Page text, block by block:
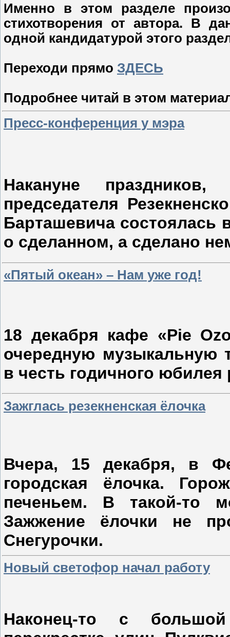
Именно в этом разделе
стихотворения от автора. В
одной кандидатурой этого
Переходи прямо ЗДЕСЬ
Подробнее читай в этом
Пресс-конференция у мэра
Накануне
председателя
Барташевича состоялась
о сделанном, а сделано
«Пятый океан» – Нам уже год!
18 декабря кафе «Pie
очередную музыкальную
в честь годичного юбилея
Зажглась резекненская ёлочка
Вчера, 15 декабря, в
городская ёлочка.
печеньем. В такой-то
Зажжение ёлочки не
Снегурочки.
Новый светофор начал работу
Наконец-то с